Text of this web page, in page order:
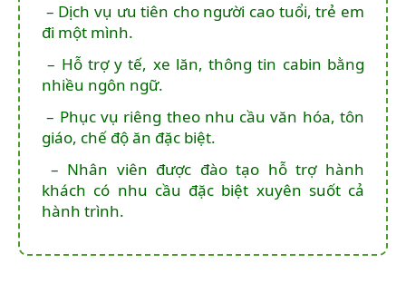
– Dịch vụ ưu tiên cho người cao tuổi, trẻ em
đi một mình.
– Hỗ trợ y tế, xe lăn, thông tin cabin bằng
nhiều ngôn ngữ.
– Phục vụ riêng theo nhu cầu văn hóa, tôn
giáo, chế độ ăn đặc biệt.
– Nhân viên được đào tạo hỗ trợ hành
khách có nhu cầu đặc biệt xuyên suốt cả
hành trình.